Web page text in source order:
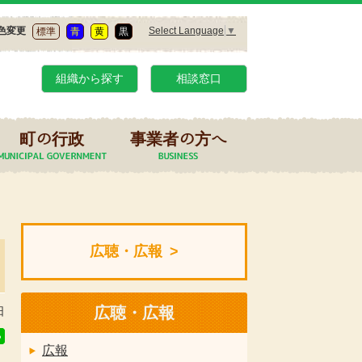
変更 標準 青 黄 黒 Select Language ▼
組織から探す 相談窓口
町の行政 事業者の方へ
広聴・広報
広聴・広報
広報